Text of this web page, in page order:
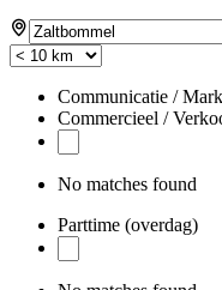
Communicatie /
Commercieel /
No matches found
Parttime (overdag)